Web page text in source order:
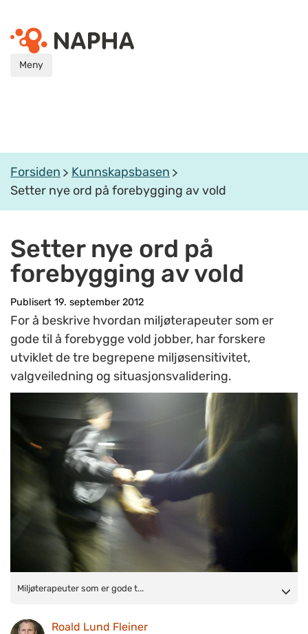
Meny
Forsiden
Kunnskapsbasen
Setter nye ord på forebygging av vold
Setter nye ord på
forebygging av vold
Publisert 19. september 2012
For å beskrive hvordan miljøterapeuter som er
gode til å forebygge vold jobber, har forskere
utviklet de tre begrepene miljøsensitivitet,
valgveiledning og situasjonsvalidering.
Miljøterapeuter som er gode til å forebygge vold og
frustrasjonssignaler tidlig, hjelper ungdom til å se andre
Miljøterapeuter som er gode t...
Roald Lund Fleiner